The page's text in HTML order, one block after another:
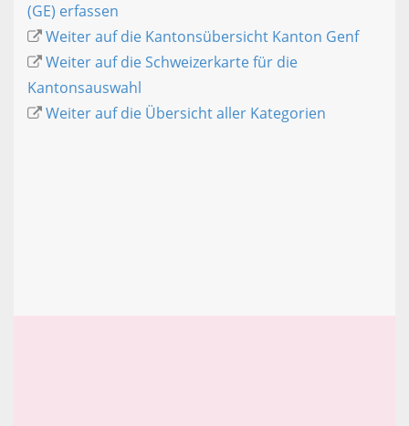
(GE) erfassen
Weiter auf die Kantonsübersicht Kanton Genf
Weiter auf die Schweizerkarte für die
Kantonsauswahl
Weiter auf die Übersicht aller Kategorien